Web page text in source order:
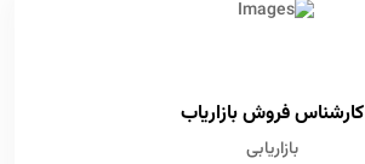
کارشناس فروش بازاریاب
بازاریابی